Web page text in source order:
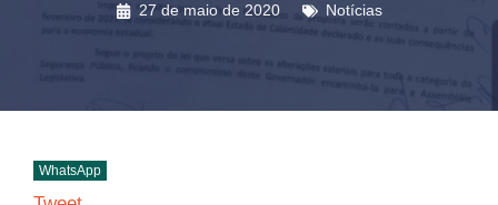
27 de maio de 2020 Notícias
WhatsApp